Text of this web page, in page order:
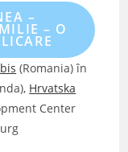
–
– O
(Romania) în
Hrvatska
Center